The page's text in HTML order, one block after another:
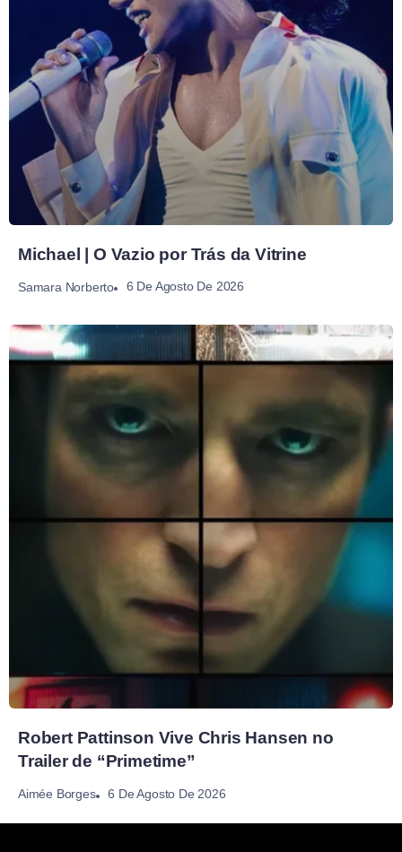
Michael | O Vazio por Trás da Vitrine
Samara Norberto 6 De Agosto De 2026
Robert Pattinson Vive Chris Hansen no
Trailer de “Primetime”
Aimée Borges 6 De Agosto De 2026